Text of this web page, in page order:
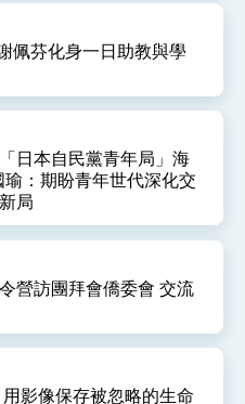
「臺美對等貿易協定」簽署
攜手合作，整合台灣雄厚數
邦目標
意政府外交表現，高度支持
美日關係深化
希望之光」為題發表2026新
灣 總統發表國慶演說
談話 盼面對未來挑戰 堅持
健前行
佩芬化身一日助教與學
日本自民黨青年局」海
：期盼青年世代深化交
局
營訪團拜會僑委會 交流
影像保存被忽略的生命